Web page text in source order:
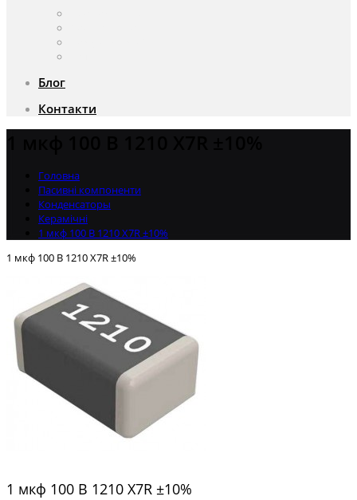
Блог
Контакти
Головна
Пасивні компоненти
Конденсаторы
Керамічні
1 мкф 100 В 1210 X7R ±10%
1 мкф 100 В 1210 X7R ±10%
1 мкф 100 В 1210 X7R ±10%